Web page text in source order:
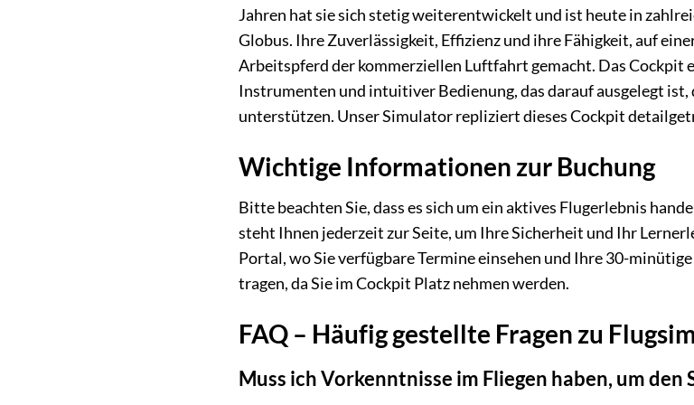
Jahren hat sie sich stetig weiterentwickelt und ist heute in
Globus. Ihre Zuverlässigkeit, Effizienz und ihre Fähigkeit, auf
Arbeitspferd der kommerziellen Luftfahrt gemacht. Das Cockpit
Instrumenten und intuitiver Bedienung, das darauf ausgelegt
unterstützen. Unser Simulator repliziert dieses Cockpit
Wichtige Informationen zur Buchung
Bitte beachten Sie, dass es sich um ein aktives Flugerlebnis
steht Ihnen jederzeit zur Seite, um Ihre Sicherheit und Ihr
Portal, wo Sie verfügbare Termine einsehen und Ihre 30-
tragen, da Sie im Cockpit Platz nehmen werden.
FAQ – Häufig gestellte Fragen zu
Muss ich Vorkenntnisse im Fliegen haben, um den